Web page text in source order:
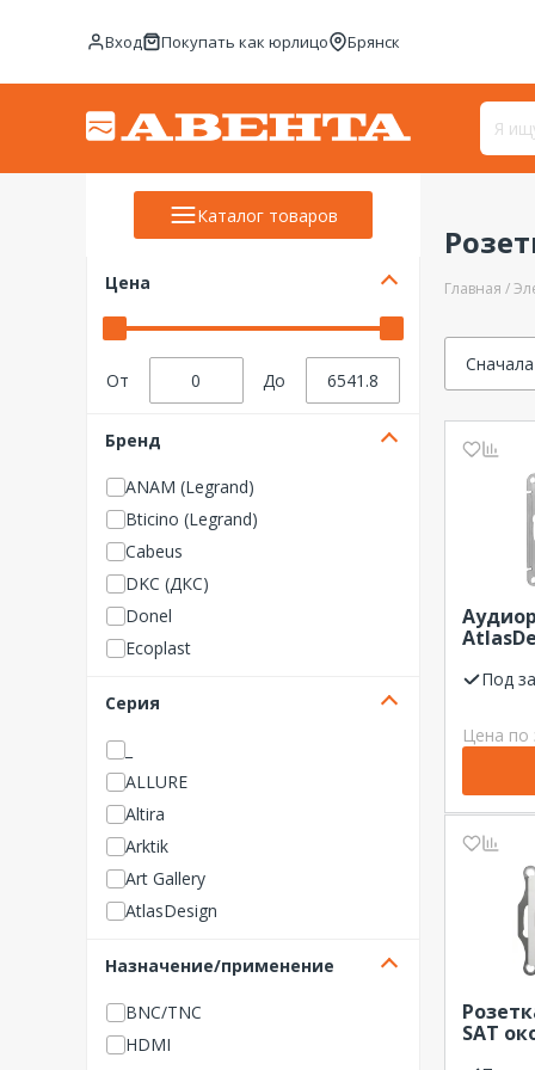
Вход Покупать как юрлицо Брянск
Каталог товаров
Цена
От До
Бренд
ANAM (Legrand)
Bticino (Legrand)
Cabeus
DKC (ДКС)
Donel
Ecoplast
EKF
GUSI Electric
Hyperline
IEK (ИЭК)
IN HOME
Intro
JUNG
KRANZ
Legrand
Серия
ALLURE
Altira
Arktik
Art Gallery
AtlasDesign
Basic 55
basic55
Blanca
Назначение/применение
BNC/TNC
HDMI
Главная
Под
Цена по
SAT